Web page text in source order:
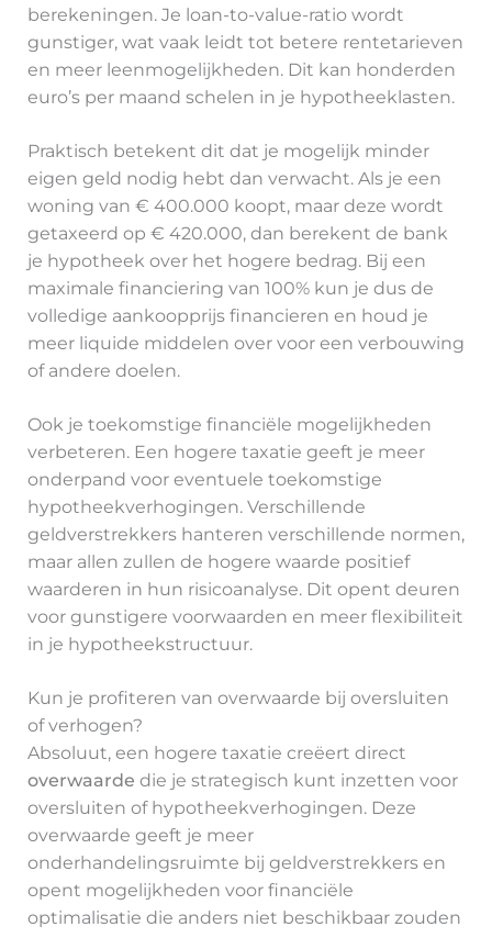
berekeningen. Je loan-to-value-ratio wordt
gunstiger, wat vaak leidt tot betere rentetarieven
en meer leenmogelijkheden. Dit kan honderden
euro’s per maand schelen in je hypotheeklasten.
Praktisch betekent dit dat je mogelijk minder
eigen geld nodig hebt dan verwacht. Als je een
woning van € 400.000 koopt, maar deze wordt
getaxeerd op € 420.000, dan berekent de bank
je hypotheek over het hogere bedrag. Bij een
maximale financiering van 100% kun je dus de
volledige aankoopprijs financieren en houd je
meer liquide middelen over voor een verbouwing
of andere doelen.
Ook je toekomstige financiële mogelijkheden
verbeteren. Een hogere taxatie geeft je meer
onderpand voor eventuele toekomstige
hypotheekverhogingen. Verschillende
geldverstrekkers hanteren verschillende normen,
maar allen zullen de hogere waarde positief
waarderen in hun risicoanalyse. Dit opent deuren
voor gunstigere voorwaarden en meer flexibiliteit
in je hypotheekstructuur.
Kun je profiteren van overwaarde bij oversluiten
of verhogen?
Absoluut, een hogere taxatie creëert direct
overwaarde die je strategisch kunt inzetten voor
oversluiten of hypotheekverhogingen. Deze
overwaarde geeft je meer
onderhandelingsruimte bij geldverstrekkers en
opent mogelijkheden voor financiële
optimalisatie die anders niet beschikbaar zouden